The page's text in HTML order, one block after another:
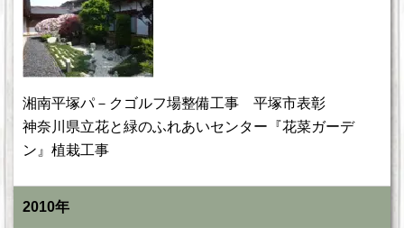
湘南平塚パ－クゴルフ場整備工事 平塚市表彰
神奈川県立花と緑のふれあいセンター『花菜ガーデ
ン』植栽工事
2010年